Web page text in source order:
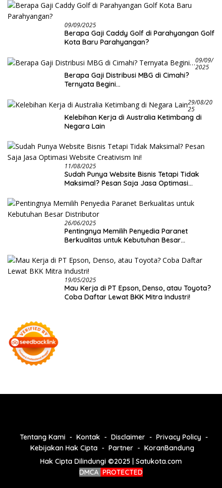
09/09/2025
Berapa Gaji Caddy Golf di Parahyangan Golf
Kota Baru Parahyangan?
09/09/
2025
Berapa Gaji Distribusi MBG di Cimahi?
Ternyata Begini…
29/08/20
25
Kelebihan Kerja di Australia Ketimbang di
Negara Lain
11/08/2025
Sudah Punya Website Bisnis Tetapi Tidak
Maksimal? Pesan Saja Jasa Optimasi
26/06/2025
Pentingnya Memilih Penyedia Paranet
Berkualitas untuk Kebutuhan Besar
19/05/2025
Mau Kerja di PT Epson, Denso, atau Toyota?
Coba Daftar Lewat BKK Mitra Industri!
Tentang Kami Kontak Disclaimer
Privacy Policy
Kebijakan Hak Cipta
Partner
KoranBandung
Hak Cipta Dilindungi ©2025 | Satukota.com
DMCA PROTECTED